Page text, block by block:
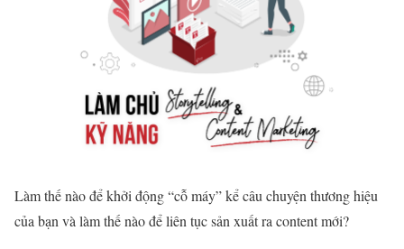
Làm thế nào để khởi động “cỗ máy” kể câu chuyện thương hiệu
của bạn và làm thế nào để liên tục sản xuất ra content mới?